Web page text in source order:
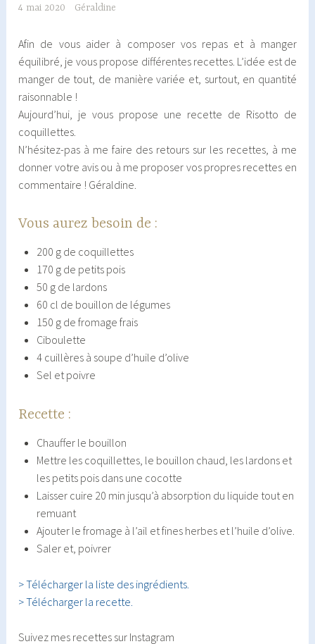
4 mai 2020 Géraldine
Afin de vous aider à composer vos repas et à manger
équilibré, je vous propose différentes recettes. L’idée est de
manger de tout, de manière variée et, surtout, en quantité
raisonnable !
Aujourd’hui, je vous propose une recette de Risotto de
coquillettes.
N’hésitez-pas à me faire des retours sur les recettes, à me
donner votre avis ou à me proposer vos propres recettes en
commentaire ! Géraldine.
Vous aurez besoin de :
200 g de coquillettes
170 g de petits pois
50 g de lardons
60 cl de bouillon de légumes
150 g de fromage frais
Ciboulette
4 cuillères à soupe d’huile d’olive
Sel et poivre
Recette :
Chauffer le bouillon
Mettre les coquillettes, le bouillon chaud, les lardons et
les petits pois dans une cocotte
Laisser cuire 20 min jusqu’à absorption du liquide tout en
remuant
Ajouter le fromage à l’ail et fines herbes et l’huile d’olive.
Saler et, poivrer
> Télécharger la liste des ingrédients.
> Télécharger la recette.
Suivez mes recettes sur Instagram